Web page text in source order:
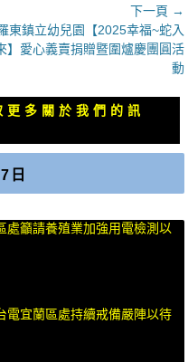
下一頁 →
東鎮立幼兒園【2025幸福~蛇入
】愛心義賣捐贈暨圍爐慶團圓活
動
多關於我們的訊
日
處籲請養殖業加強用電檢測以
電宜蘭區處持續戒備嚴陣以待